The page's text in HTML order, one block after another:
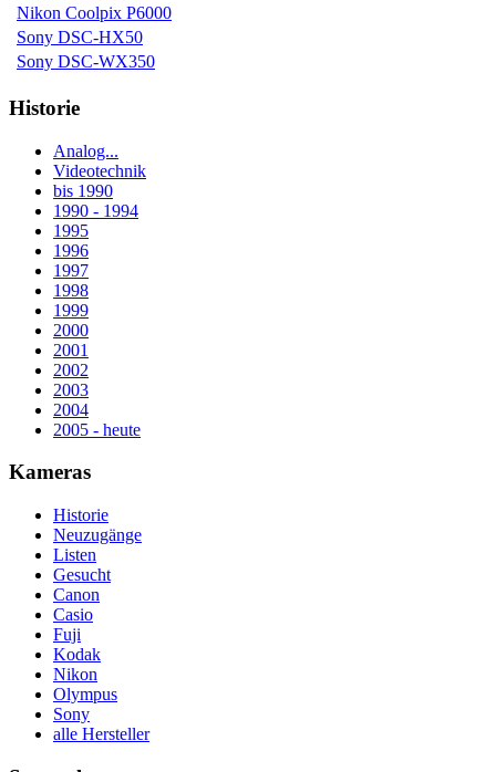
Nikon Coolpix P6000
Sony DSC-HX50
Sony DSC-WX350
Historie
Analog...
Videotechnik
bis 1990
1990 - 1994
1995
1996
1997
1998
1999
2000
2001
2002
2003
2004
2005 - heute
Kameras
Historie
Neuzugänge
Listen
Gesucht
Canon
Casio
Fuji
Kodak
Nikon
Olympus
Sony
alle Hersteller